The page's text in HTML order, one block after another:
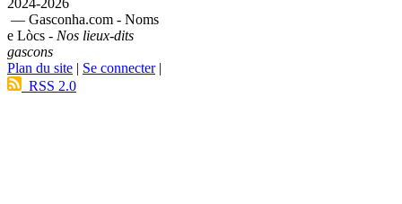
2024-2026
— Gasconha.com - Noms
e Lòcs - Nos lieux-dits
gascons
Plan du site | Se connecter|
RSS 2.0